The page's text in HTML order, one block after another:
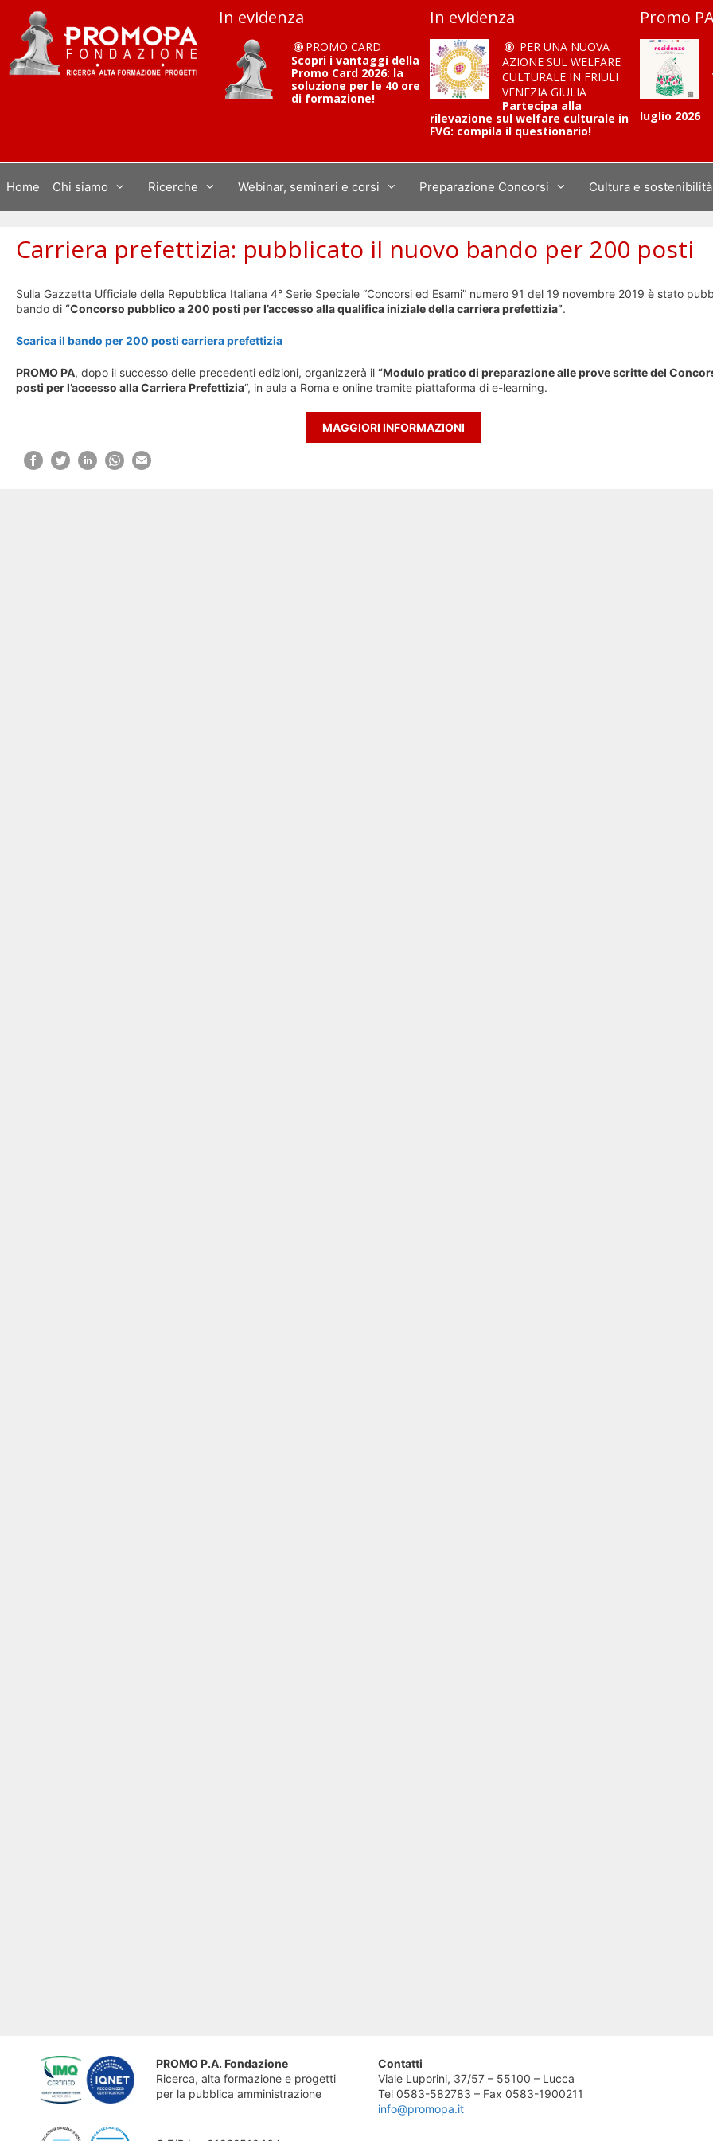
contenuto
In evidenza
PROMO CARD
Scopri i vantaggi della
Promo Card 2026: la
soluzione per le 40 ore
di formazione!
In evidenza
PER UNA NUOVA
AZIONE SUL WELFARE
CULTURALE IN FRIULI
VENEZIA GIULIA
Partecipa alla
rilevazione sul welfare culturale in
FVG: compila il questionario!
Promo
luglio 2026
Home Chi siamo Ricerche Webinar, seminari e corsi Preparazione Concorsi Cultura e sostenibilità
Carriera prefettizia: pubblicato il nuovo bando per 200 posti
Sulla Gazzetta Ufficiale della Repubblica Italiana 4° Serie Speciale “Concorsi ed Esami” numero 91 del 19 novembre 2019 è stato
bando di “Concorso pubblico a 200 posti per l’accesso alla qualifica iniziale della carriera prefettizia”.
Scarica il bando per 200 posti carriera prefettizia
PROMO PA, dopo il successo delle precedenti edizioni, organizzerà il “Modulo pratico di preparazione alle prove scritte del
posti per l’accesso alla Carriera Prefettizia“, in aula a Roma e online tramite piattaforma di e-learning.
MAGGIORI INFORMAZIONI
PROMO P.A. Fondazione
Ricerca, alta formazione e progetti
per la pubblica amministrazione
Contatti
Viale Luporini, 37/57 – 55100 – Lucca
Tel 0583-582783 – Fax 0583-1900211
info@promopa.it